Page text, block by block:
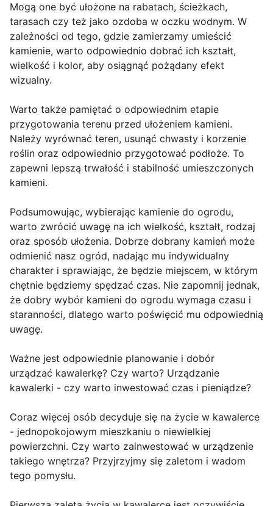
Mogą one być ułożone na rabatach, ścieżkach,
tarasach czy też jako ozdoba w oczku wodnym. W
zależności od tego, gdzie zamierzamy umieścić
kamienie, warto odpowiednio dobrać ich kształt,
wielkość i kolor, aby osiągnąć pożądany efekt
wizualny.
Warto także pamiętać o odpowiednim etapie
przygotowania terenu przed ułożeniem kamieni.
Należy wyrównać teren, usunąć chwasty i korzenie
roślin oraz odpowiednio przygotować podłoże. To
zapewni lepszą trwałość i stabilność umieszczonych
kamieni.
Podsumowując, wybierając kamienie do ogrodu,
warto zwrócić uwagę na ich wielkość, kształt, rodzaj
oraz sposób ułożenia. Dobrze dobrany kamień może
odmienić nasz ogród, nadając mu indywidualny
charakter i sprawiając, że będzie miejscem, w którym
chętnie będziemy spędzać czas. Nie zapomnij jednak,
że dobry wybór kamieni do ogrodu wymaga czasu i
staranności, dlatego warto poświęcić mu odpowiednią
uwagę.
Ważne jest odpowiednie planowanie i dobór
urządzać kawalerkę? Czy warto? Urządzanie
kawalerki - czy warto inwestować czas i pieniądze?
Coraz więcej osób decyduje się na życie w kawalerce
- jednopokojowym mieszkaniu o niewielkiej
powierzchni. Czy warto zainwestować w urządzenie
takiego wnętrza? Przyjrzyjmy się zaletom i wadom
tego pomysłu.